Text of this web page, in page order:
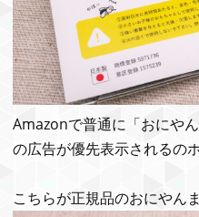
Amazonで普通に「おにや
の広告が優先表示されるの
こちらが正規品のおにやんま